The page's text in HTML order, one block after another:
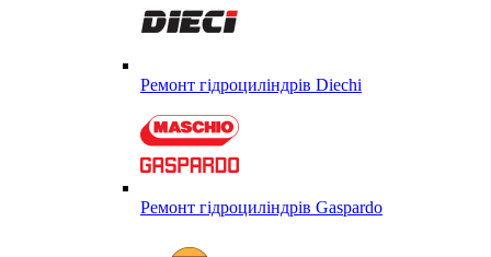
Ремонт гідроциліндрів Diechi
Ремонт гідроциліндрів Gaspardo